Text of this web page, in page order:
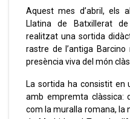
Aquest mes d’abril, els
Llatina de Batxillerat
realitzat una sortida
rastre de l’antiga
presència viva del món
La sortida ha consistit en
amb empremta clàssica:
com la muralla romana, la